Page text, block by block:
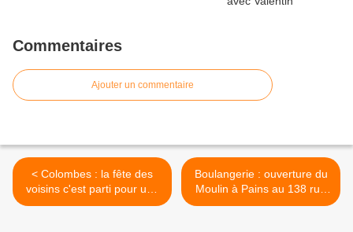
Commentaires
Ajouter un commentaire
< Colombes : la fête des
voisins c'est parti pour une
nouvelle saison 2018
Boulangerie : ouverture du
Moulin à Pains au 138 rue
Henri Barbusse à Colombes